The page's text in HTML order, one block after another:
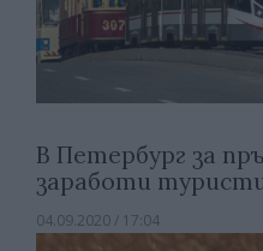
В Петербург за
заработи
04.09.2020 / 17:04